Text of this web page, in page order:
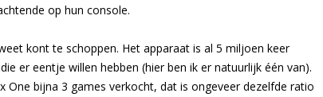
op hun console.
kont te schoppen. Het apparaat is al 5 miljoen keer
er eentje willen hebben (hier ben ik er natuurlijk één van).
bijna 3 games verkocht, dat is ongeveer dezelfde ratio